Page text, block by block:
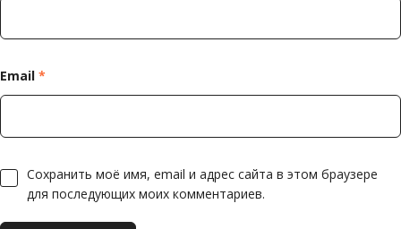
Email *
Сохранить моё имя, email и адрес сайта в этом браузере
для последующих моих комментариев.